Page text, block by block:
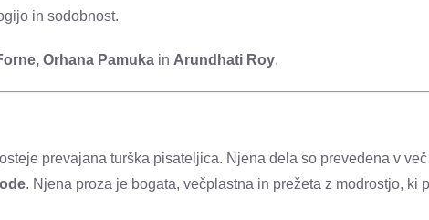
in sodobnost.
Orhana Pamukain Arundhati Roy.
prevajana turška pisateljica. Njena dela so prevedena v
. Njena proza je bogata, večplastna in prežeta z modrostjo, ki